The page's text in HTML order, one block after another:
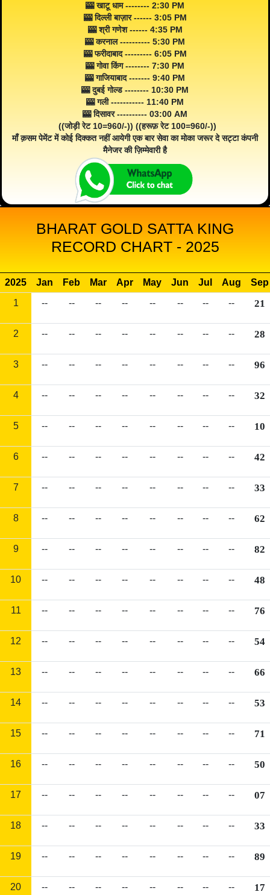
🎰 खाटू धाम -------- 2:30 PM
🎰 दिल्ली बाज़ार ------ 3:05 PM
🎰 श्री गणेश ------ 4:35 PM
🎰 करनाल ---------- 5:30 PM
🎰 फरीदाबाद --------- 6:05 PM
🎰 गोवा किंग -------- 7:30 PM
🎰 गाजियाबाद ------- 9:40 PM
🎰 दुबई गोल्ड -------- 10:30 PM
🎰 गली ----------- 11:40 PM
🎰 दिसावर ---------- 03:00 AM
((जोड़ी रेट 10=960/-)) ((हरूफ़ रेट 100=960/-))
माँ क़सम पेमेंट में कोई दिक्कत नहीं आयेगी एक बार सेवा का मोका जरूर दे सट्टा कंपनी
मैनेजर की ज़िम्मेवारी है
BHARAT GOLD SATTA KING
RECORD CHART - 2025
2025 Jan Feb Mar Apr May Jun Jul Aug
Sep
1
-- -- -- -- -- -- -- -- 21
2 -- -- -- -- -- -- -- -- 28
3 -- -- -- -- -- -- -- -- 96
4 -- -- -- -- -- -- -- -- 32
5 -- -- -- -- -- -- -- -- 10
6 -- -- -- -- -- -- -- -- 42
7 -- -- -- -- -- -- -- -- 33
8 -- -- -- -- -- -- -- -- 62
9 -- -- -- -- -- -- -- -- 82
10 -- -- -- -- -- -- -- -- 48
11 -- -- -- -- -- -- -- -- 76
12 -- -- -- -- -- -- -- -- 54
13 -- -- -- -- -- -- -- -- 66
14 -- -- -- -- -- -- -- -- 53
15 -- -- -- -- -- -- -- -- 71
16 -- -- -- -- -- -- -- -- 50
17 -- -- -- -- -- -- -- -- 07
18 -- -- -- -- -- -- -- -- 33
19 -- -- -- -- -- -- -- -- 89
20 -- -- -- -- -- -- -- -- 17